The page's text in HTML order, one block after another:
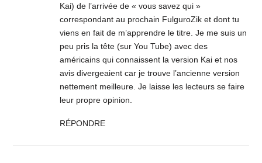
Kai) de l’arrivée de « vous savez qui »
correspondant au prochain FulguroZik et dont tu
viens en fait de m’apprendre le titre. Je me suis un
peu pris la tête (sur You Tube) avec des
américains qui connaissent la version Kai et nos
avis divergeaient car je trouve l’ancienne version
nettement meilleure. Je laisse les lecteurs se faire
leur propre opinion.
RÉPONDRE